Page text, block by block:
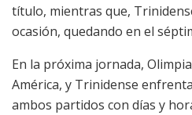
título, mientras que,
ocasión, quedando en el
En la próxima jornada,
América, y Trinidense
ambos partidos con días y